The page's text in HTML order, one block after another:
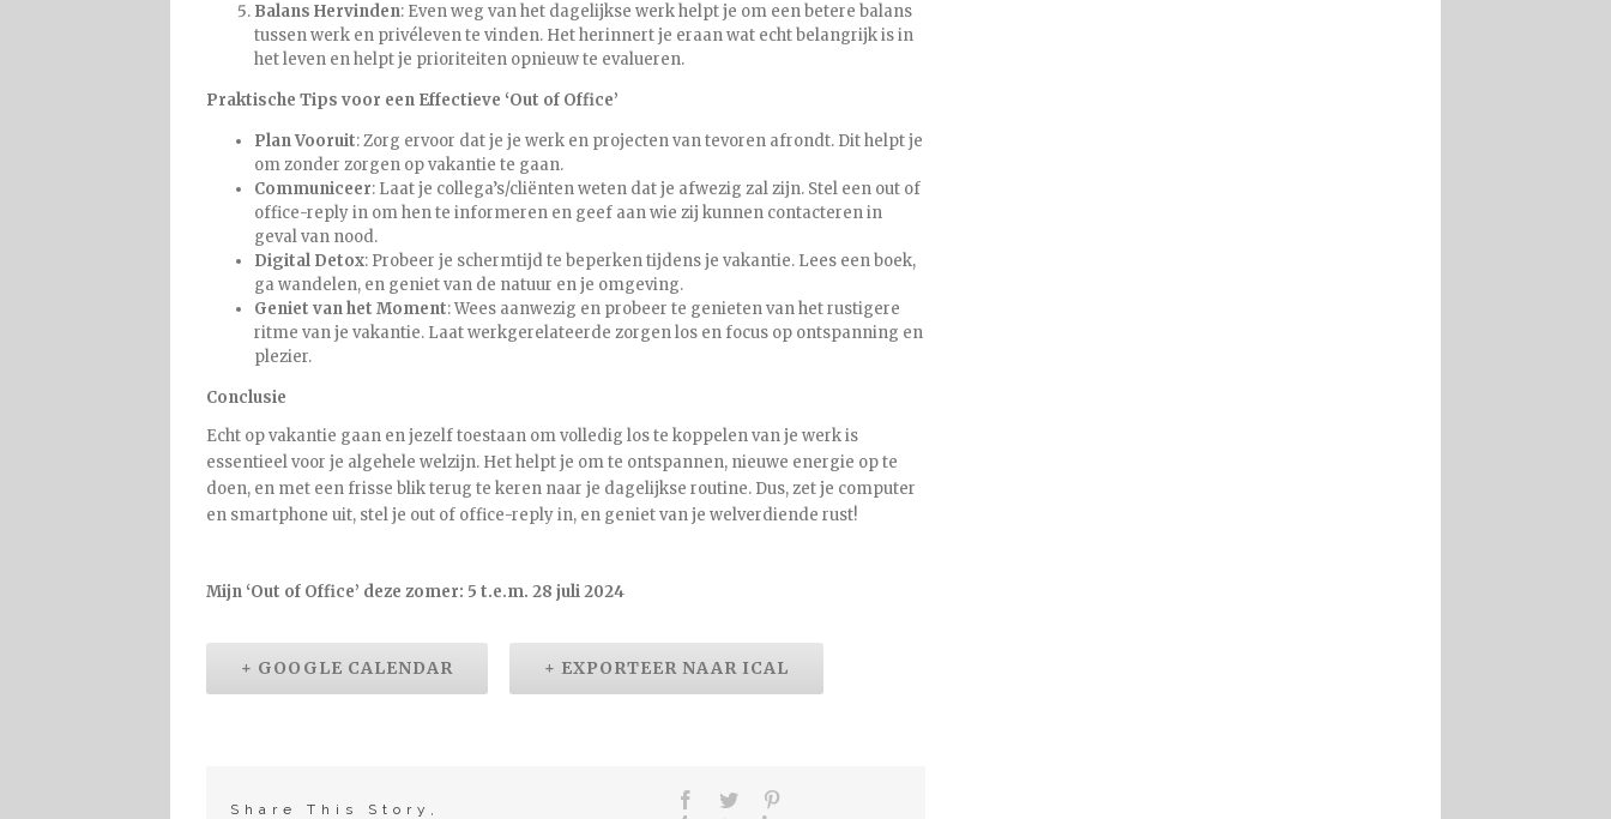
Balans Hervinden: Even weg van het dagelijkse werk helpt je om een betere balans
tussen werk en privéleven te vinden. Het herinnert je eraan wat echt belangrijk is in
het leven en helpt je prioriteiten opnieuw te evalueren.
Praktische Tips voor een Effectieve ‘Out of Office’
Plan Vooruit: Zorg ervoor dat je je werk en projecten van tevoren afrondt. Dit helpt je
om zonder zorgen op vakantie te gaan.
Communiceer: Laat je collega’s/cliënten weten dat je afwezig zal zijn. Stel een out of
office-reply in om hen te informeren en geef aan wie zij kunnen contacteren in
geval van nood.
Digital Detox: Probeer je schermtijd te beperken tijdens je vakantie. Lees een boek,
ga wandelen, en geniet van de natuur en je omgeving.
Geniet van het Moment: Wees aanwezig en probeer te genieten van het rustigere
ritme van je vakantie. Laat werkgerelateerde zorgen los en focus op ontspanning en
plezier.
Conclusie
Echt op vakantie gaan en jezelf toestaan om volledig los te koppelen van je werk is
essentieel voor je algehele welzijn. Het helpt je om te ontspannen, nieuwe energie op te
doen, en met een frisse blik terug te keren naar je dagelijkse routine. Dus, zet je computer
en smartphone uit, stel je out of office-reply in, en geniet van je welverdiende rust!
Mijn ‘Out of Office’ deze zomer: 5 t.e.m. 28 juli 2024
+ GOOGLE CALENDAR + EXPORTEER NAAR ICAL
Share This Story,